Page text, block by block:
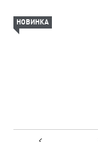
НОВИНКА